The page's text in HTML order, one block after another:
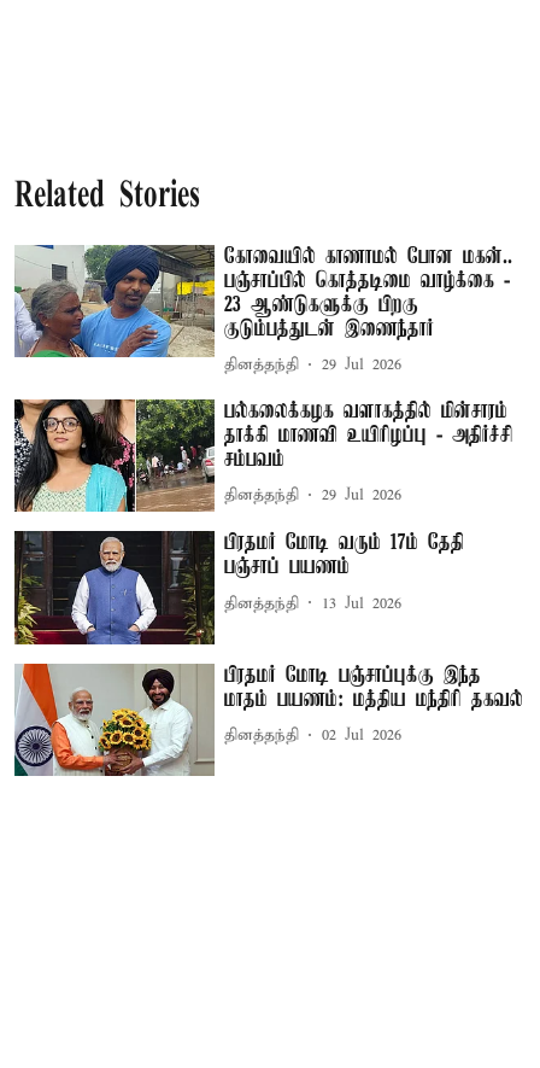
Related Stories
கோவையில் காணாமல் போன மகன்..
பஞ்சாப்பில் கொத்தடிமை வாழ்க்கை -
23 ஆண்டுகளுக்கு பிறகு
குடும்பத்துடன் இணைந்தார்
தினத்தந்தி 29 Jul 2026
பல்கலைக்கழக வளாகத்தில் மின்சாரம்
தாக்கி மாணவி உயிரிழப்பு - அதிர்ச்சி
சம்பவம்
தினத்தந்தி 29 Jul 2026
பிரதமர் மோடி வரும் 17ம் தேதி
பஞ்சாப் பயணம்
தினத்தந்தி 13 Jul 2026
பிரதமர் மோடி பஞ்சாப்புக்கு இந்த
மாதம் பயணம்: மத்திய மந்திரி தகவல்
தினத்தந்தி 02 Jul 2026